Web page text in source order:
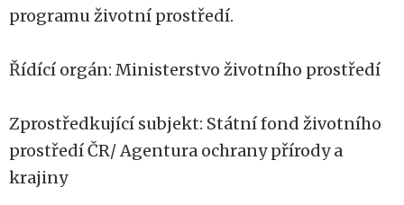
programu životní prostředí.
Řídící orgán: Ministerstvo životního prostředí
Zprostředkující subjekt: Státní fond životního
prostředí ČR/ Agentura ochrany přírody a
krajiny